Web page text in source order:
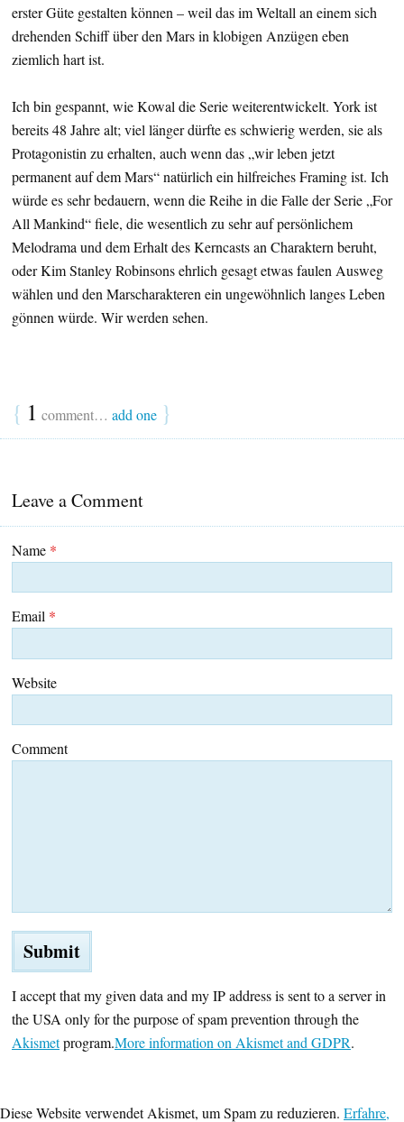
erster Güte gestalten können – weil das im Weltall an einem sich
drehenden Schiff über den Mars in klobigen Anzügen eben
ziemlich hart ist.
Ich bin gespannt, wie Kowal die Serie weiterentwickelt. York ist
bereits 48 Jahre alt; viel länger dürfte es schwierig werden, sie als
Protagonistin zu erhalten, auch wenn das „wir leben jetzt
permanent auf dem Mars“ natürlich ein hilfreiches Framing ist. Ich
würde es sehr bedauern, wenn die Reihe in die Falle der Serie „For
All Mankind“ fiele, die wesentlich zu sehr auf persönlichem
Melodrama und dem Erhalt des Kerncasts an Charaktern beruht,
oder Kim Stanley Robinsons ehrlich gesagt etwas faulen Ausweg
wählen und den Marscharakteren ein ungewöhnlich langes Leben
gönnen würde. Wir werden sehen.
{ 1 comment… add one }
Leave a Comment
Name *
Email *
Website
Comment
I accept that my given data and my IP address is sent to a server in
the USA only for the purpose of spam prevention through the
Akismetprogram.More information on Akismet and GDPR.
Diese Website verwendet Akismet, um Spam zu reduzieren. Erfahre,